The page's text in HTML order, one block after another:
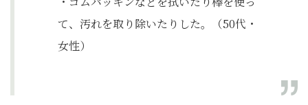
て、汚れを取り除いたりした。（50代・
女性）